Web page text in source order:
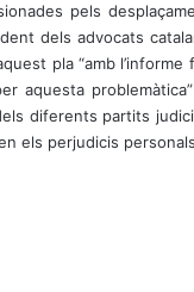
pels
dels advocats
pla “amb
aquesta
diferents partits
els perjudicis